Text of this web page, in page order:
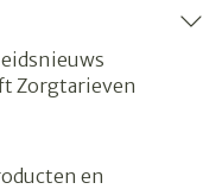
Zorgtarieven
en